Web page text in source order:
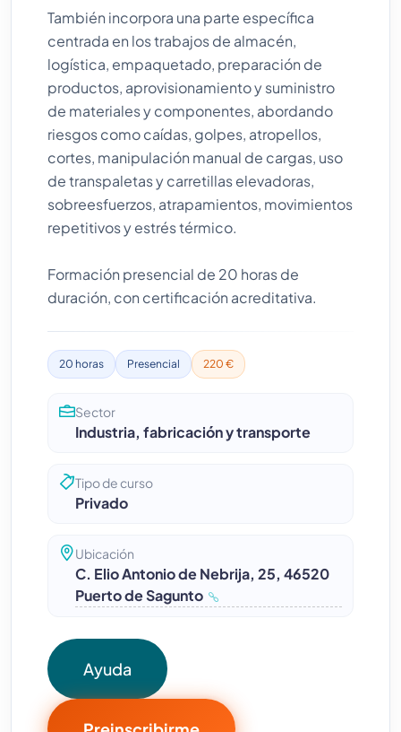
También incorpora una parte específica
centrada en los trabajos de almacén,
logística, empaquetado, preparación de
productos, aprovisionamiento y suministro
de materiales y componentes, abordando
riesgos como caídas, golpes, atropellos,
cortes, manipulación manual de cargas, uso
de transpaletas y carretillas elevadoras,
sobreesfuerzos, atrapamientos, movimientos
repetitivos y estrés térmico.
Formación presencial de 20 horas de
duración, con certificación acreditativa.
20 horas Presencial 220 €
Sector
Industria, fabricación y transporte
Tipo de curso
Privado
Ubicación
C. Elio Antonio de Nebrija, 25, 46520
Puerto de Sagunto
Ayuda